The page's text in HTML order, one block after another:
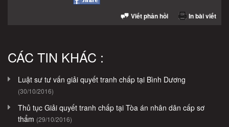
Viết phản hồi In bài viết
CÁC TIN KHÁC :
Luật sư tư vấn giải quyết tranh chấp tại Bình Dương
(30/10/2016)
Thủ tục Giải quyết tranh chấp tại Tòa án nhân dân cấp sơ
thẩm (29/10/2016)